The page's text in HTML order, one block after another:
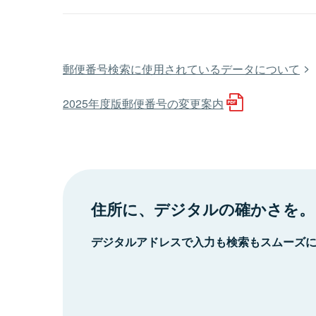
郵便番号検索に使用されているデータについて
2025年度版郵便番号の変更案内
住所に、デジタルの確かさを。
デジタルアドレスで入力も検索もスムーズ